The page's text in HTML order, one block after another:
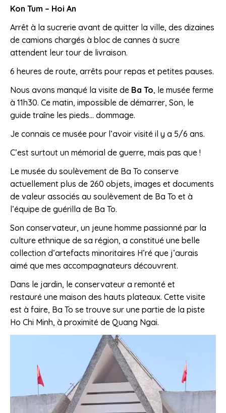
Kon Tum – Hoi An
Arrêt à la sucrerie avant de quitter la ville, des dizaines
de camions chargés à bloc de cannes à sucre
attendent leur tour de livraison.
6 heures de route, arrêts pour repas et petites pauses.
Nous avons manqué la visite de Ba To, le musée ferme
à 11h30. Ce matin, impossible de démarrer, Son, le
guide traîne les pieds… dommage.
Je connais ce musée pour l’avoir visité il y a 5/6 ans.
C’est surtout un mémorial de guerre, mais pas que !
Le musée du soulèvement de Ba To conserve
actuellement plus de 260 objets, images et documents
de valeur associés au soulèvement de Ba To et à
l’équipe de guérilla de Ba To.
Son conservateur, un jeune homme passionné par la
culture ethnique de sa région, a constitué une belle
collection d’artefacts minoritaires H’ré que j’aurais
aimé que mes accompagnateurs découvrent.
Dans le jardin, le conservateur a remonté et
restauré une maison des hauts plateaux. Cette visite
est à faire, Ba To se trouve sur une partie de la piste
Ho Chi Minh, à proximité de Quang Ngai.